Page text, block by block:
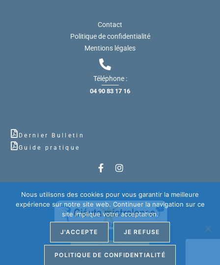
Contact
Politique de confidentialité
Mentions légales
Téléphone :
04 90 83 17 16
Dernier Bulletin
Guide pratique
Nous utilisons des cookies pour vous garantir la meilleure
expérience sur notre site web. Continuer la navigation sur ce
site implique votre acceptation.
J'ACCEPTE JE REFUSE
POLITIQUE DE CONFIDENTIALITÉ